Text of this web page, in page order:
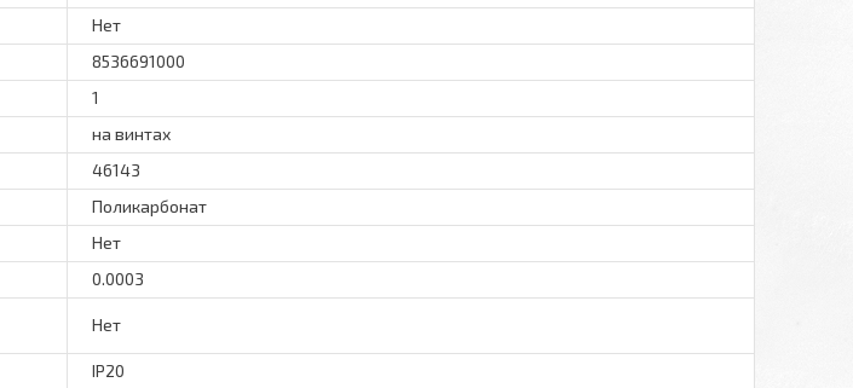
Нет
8536691000
1
на винтах
46143
Поликарбонат
Нет
0.0003
Нет
IP20